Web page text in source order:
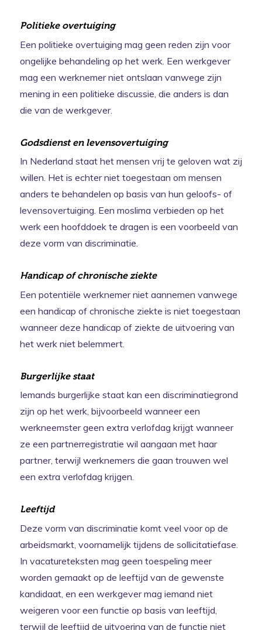
Politieke overtuiging
Een politieke overtuiging mag geen reden zijn voor
ongelijke behandeling op het werk. Een werkgever
mag een werknemer niet ontslaan vanwege zijn
mening in een politieke discussie, die anders is dan
die van de werkgever.
Godsdienst en levensovertuiging
In Nederland staat het mensen vrij te geloven wat zij
willen. Het is echter niet toegestaan om mensen
anders te behandelen op basis van hun geloofs- of
levensovertuiging. Een moslima verbieden op het
werk een hoofddoek te dragen is een voorbeeld van
deze vorm van discriminatie.
Handicap of chronische ziekte
Een potentiële werknemer niet aannemen vanwege
een handicap of chronische ziekte is niet toegestaan
wanneer deze handicap of ziekte de uitvoering van
het werk niet belemmert.
Burgerlijke staat
Iemands burgerlijke staat kan een discriminatiegrond
zijn op het werk, bijvoorbeeld wanneer een
werkneemster geen extra verlofdag krijgt wanneer
ze een partnerregistratie wil aangaan met haar
partner, terwijl werknemers die gaan trouwen wel
een extra verlofdag krijgen.
Leeftijd
Deze vorm van discriminatie komt veel voor op de
arbeidsmarkt, voornamelijk tijdens de sollicitatiefase.
In vacatureteksten mag geen toespeling meer
worden gemaakt op de leeftijd van de gewenste
kandidaat, en een werkgever mag iemand niet
weigeren voor een functie op basis van leeftijd,
terwijl de leeftijd de uitvoering van de functie niet